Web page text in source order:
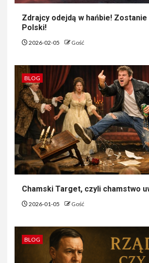
Zdrajcy odejdą w hańbie! Zostanie
Polski!
2026-02-05 Gość
BLOG
Chamski Target, czyli chamstwo
2026-01-05 Gość
BLOG